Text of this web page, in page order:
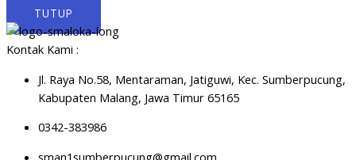
TUTUP
Kontak Kami :
Jl. Raya No.58, Mentaraman, Jatiguwi, Kec. Sumberpucung,
Kabupaten Malang, Jawa Timur 65165
0342-383986
sman1sumberpucung@gmail.com